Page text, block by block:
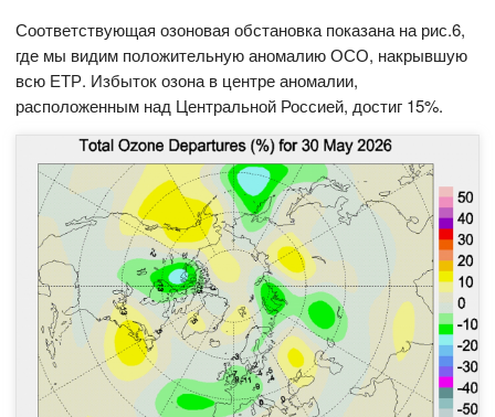
Соответствующая озоновая обстановка показана на рис.6,
где мы видим положительную аномалию ОСО, накрывшую
всю ЕТР. Избыток озона в центре аномалии,
расположенным над Центральной Россией, достиг 15%.